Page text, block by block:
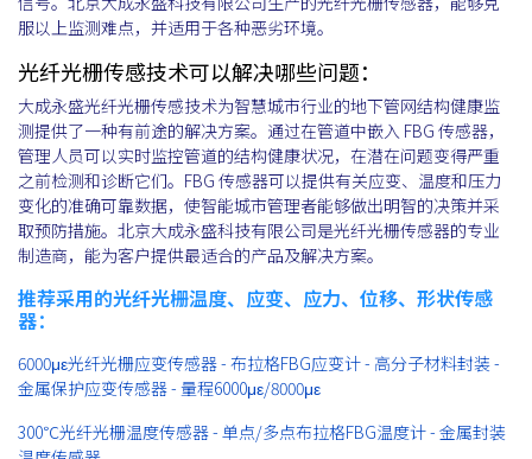
服以上监测难点，并适用于各种恶劣环境。
光纤光栅传感技术可以解决哪些问题：
大成永盛光纤光栅传感技术为智慧城市行业的地下管网结构健康监
测提供了一种有前途的解决方案。通过在管道中嵌入 FBG 传感器，
管理人员可以实时监控管道的结构健康状况，在潜在问题变得严重
之前检测和诊断它们。FBG 传感器可以提供有关应变、温度和压力
变化的准确可靠数据，使智能城市管理者能够做出明智的决策并采
取预防措施。北京大成永盛科技有限公司是光纤光栅传感器的专业
制造商，能为客户提供最适合的产品及解决方案。
推荐采用的光纤光栅温度、应变、应力、位移、形状传感
器：
6000με光纤光栅应变传感器 - 布拉格FBG应变计 - 高分子材料封装 -
金属保护应变传感器 - 量程6000με/8000με
300℃光纤光栅温度传感器 - 单点/多点布拉格FBG温度计 - 金属封装